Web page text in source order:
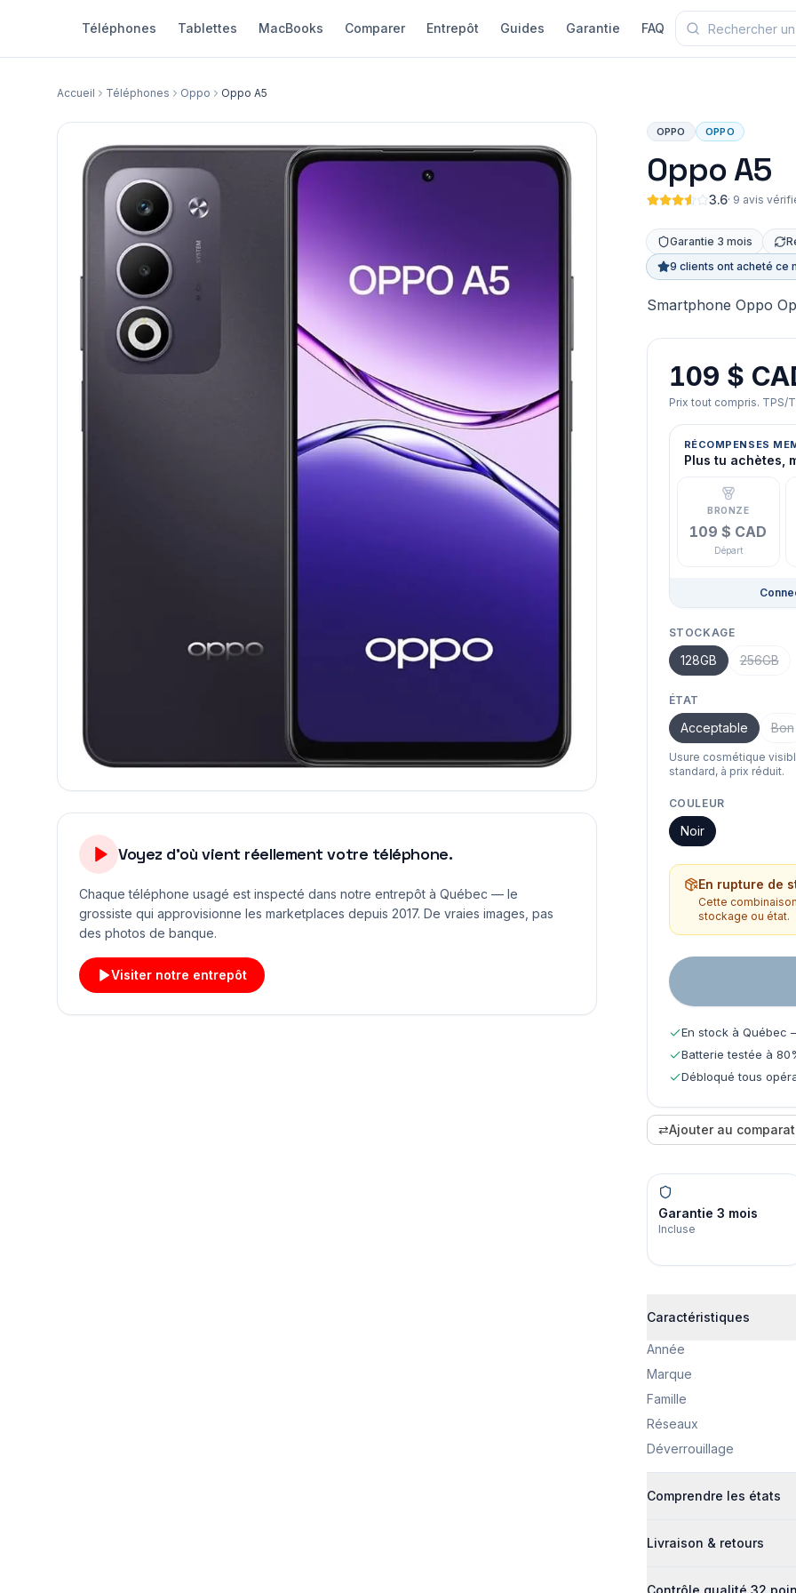
Téléphones Tablettes MacBooks Comparer Entrepôt Guides Garantie FAQ
Accueil Téléphones Oppo Oppo A5
Voyez d'où vient réellement votre téléphone.
Chaque téléphone usagé est inspecté dans notre entrepôt à Québec — le
grossiste qui approvisionne les marketplaces depuis 2017. De vraies images, pas
des photos de banque.
Visiter notre entrepôt
OPPO OPPO
Oppo A5
3.6· 9 avis
Garantie 3 mois
9 clients ont acheté ce
Smartphone Oppo
109 $
Prix tout compris. TPS/
RÉCOMPENSES
Plus tu achètes,
BRONZE
109 $ CAD
Départ
STOCKAGE
128GB 256GB
ÉTAT
Acceptable Bon
Usure cosmétique
standard, à prix réduit.
COULEUR
Noir
En rupture de
Cette
stockage ou état.
En stock à Québec
Batterie testée à
Débloqué tous
⇄Ajouter au
Garantie 3 mois
Incluse
Caractéristiques
Année
Marque
Famille
Réseaux
Déverrouillage
Comprendre les états
Livraison & retours
Contrôle qualité 32